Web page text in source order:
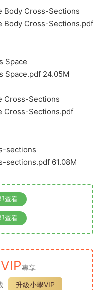
Body Cross-Sections
Body Cross-Sections.pdf
Space
Space.pdf 24.05M
Cross-Sections
Cross-Sections.pdf
sections
sections.pdf 61.08M
查看
查看
專享
升級小學VIP